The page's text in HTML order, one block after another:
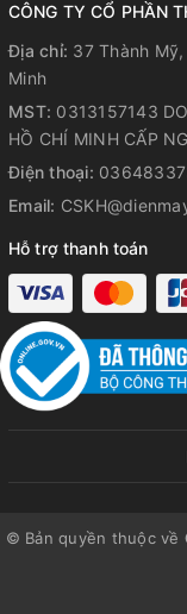
Máy xay thịt có 1
Nút nhấn mở khóa
Thao tác lắp máy
Đầu xay mịn và đầu
Lưỡi dao inox 4 cánh
Dây nguồn của máy
CÔNG TY CỔ PHẦN
Địa chỉ: 37 Thành
Minh
MST: 0313157143
HỒ CHÍ MINH CẤP
Điện thoại:
Email:
Hỗ trợ thanh toán
© Bản quyền thuộc về